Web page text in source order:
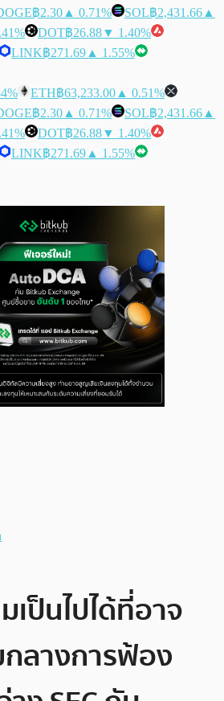
฿2.30 ▲ 0.71% SOL฿2,431.66 ▲
DOT฿26.88▼ 1.40%
LINK฿271.69 ▲ 1.55%
ETH฿63,233.00 ▲ 0.51%
฿2.30 ▲ 0.71% SOL฿2,431.66 ▲
DOT฿26.88▼ 1.40%
LINK฿271.69 ▲ 1.55%
ป็นไปได้ที่อาจ
ลางการฟ้อง